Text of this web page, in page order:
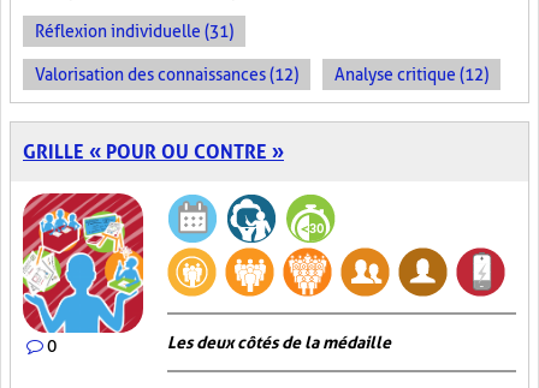
Réflexion individuelle (31)
Valorisation des connaissances (12) Analyse critique (12)
GRILLE « POUR OU CONTRE »
0 Les deux côtés de la médaille